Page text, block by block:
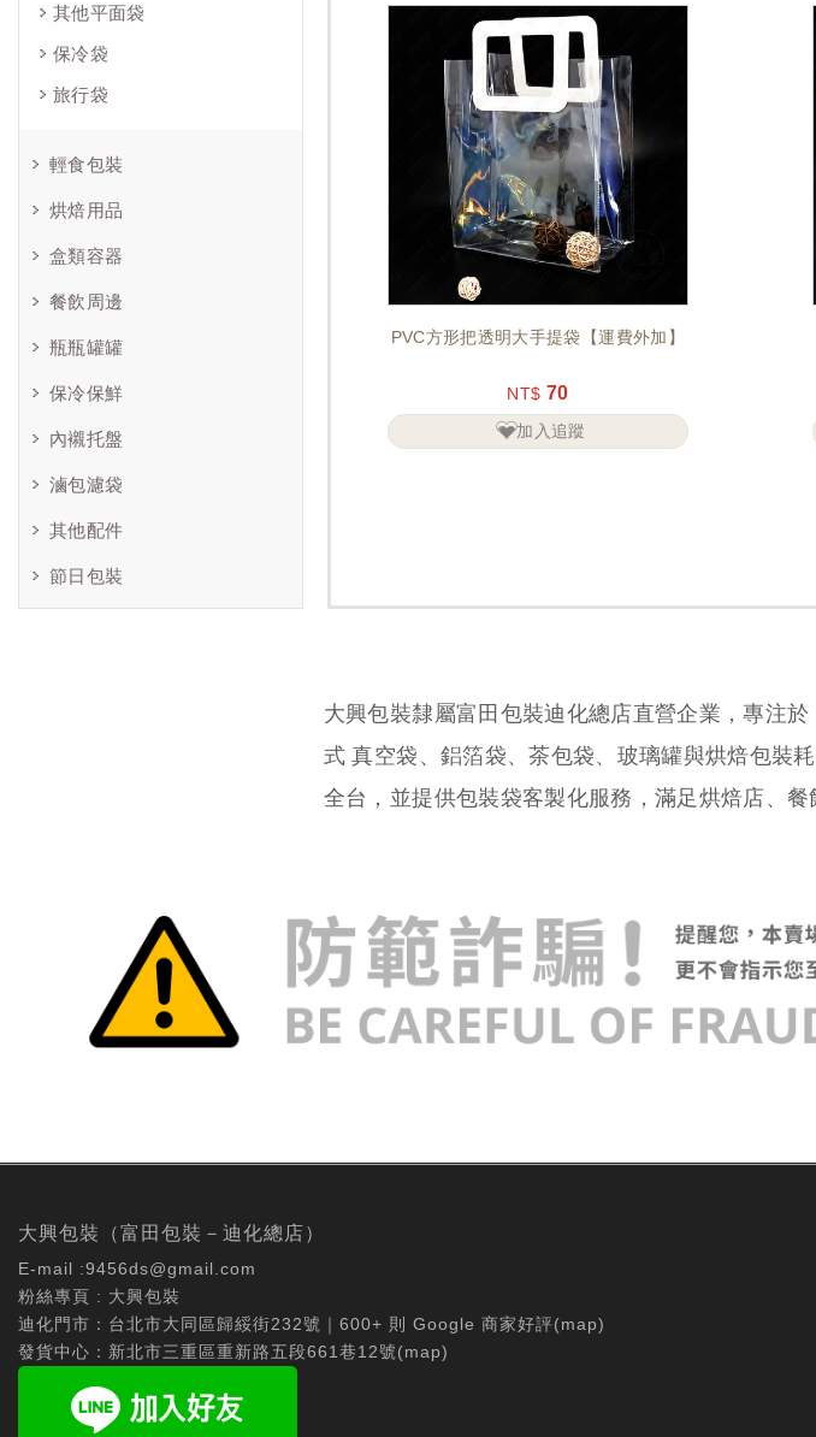
其他平面袋
保冷袋
旅行袋
輕食包裝
烘焙用品
盒類容器
餐飲周邊
瓶瓶罐罐
保冷保鮮
內襯托盤
滷包濾袋
其他配件
節日包裝
PVC方形把透明大手提袋【運費外加】
NT$ 70
加入追蹤
大興包裝隸屬富田包裝迪化總店直營企業，專注
式 真空袋、鋁箔袋、茶包袋、玻璃罐與烘焙包裝
全台，並提供包裝袋客製化服務，滿足烘焙店、餐
大興包裝（富田包裝－迪化總店）
E-mail :9456ds@gmail.com
粉絲專頁 : 大興包裝
迪化門市：台北市大同區歸綏街232號｜600+ 則 Google 商家好評(map)
發貨中心：新北市三重區重新路五段661巷12號(map)